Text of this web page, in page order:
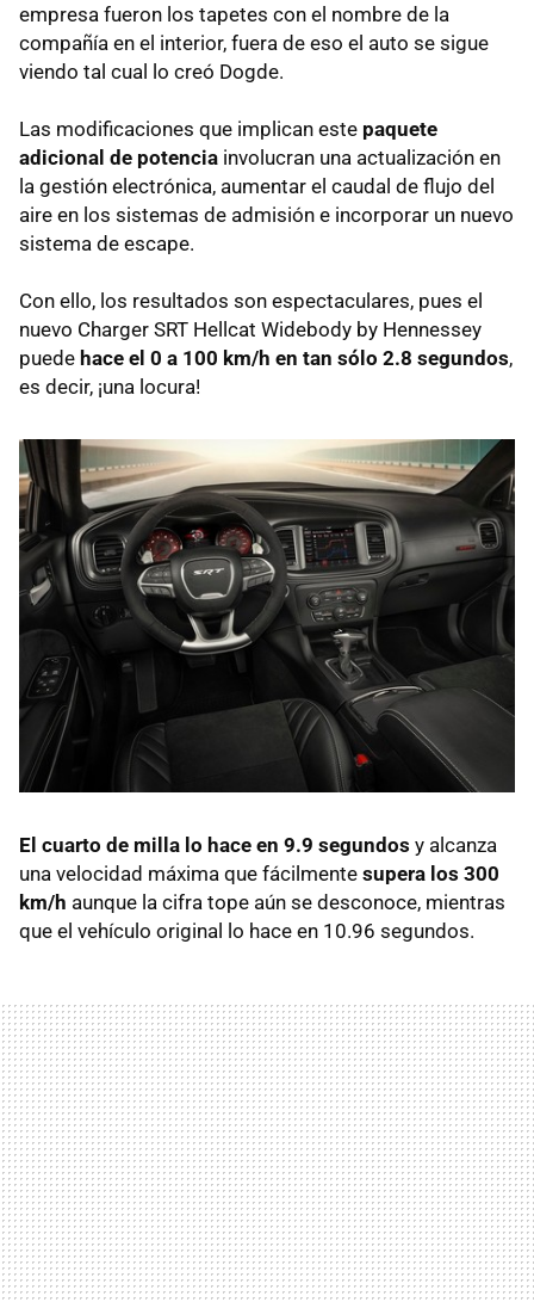
empresa fueron los tapetes con el nombre de la
compañía en el interior, fuera de eso el auto se sigue
viendo tal cual lo creó Dogde.
Las modificaciones que implican este paquete
adicional de potencia involucran una actualización en
la gestión electrónica, aumentar el caudal de flujo del
aire en los sistemas de admisión e incorporar un nuevo
sistema de escape.
Con ello, los resultados son espectaculares, pues el
nuevo Charger SRT Hellcat Widebody by Hennessey
puede hace el 0 a 100 km/h en tan sólo 2.8 segundos,
es decir, ¡una locura!
El cuarto de milla lo hace en 9.9 segundos y alcanza
una velocidad máxima que fácilmente supera los 300
km/h aunque la cifra tope aún se desconoce, mientras
que el vehículo original lo hace en 10.96 segundos.